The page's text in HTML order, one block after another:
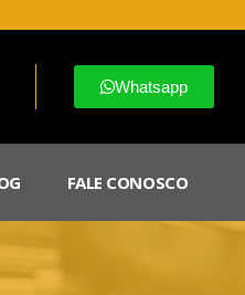
Whatsapp
FALE CONOSCO